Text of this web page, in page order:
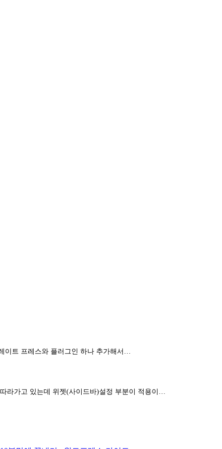
이트 프레스와 플러그인 하나 추가해서…
라가고 있는데 위젯(사이드바)설정 부분이 적용이…